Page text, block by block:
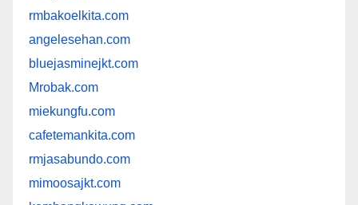
rmbakoelkita.com
angelesehan.com
bluejasminejkt.com
Mrobak.com
miekungfu.com
cafetemankita.com
rmjasabundo.com
mimoosajkt.com